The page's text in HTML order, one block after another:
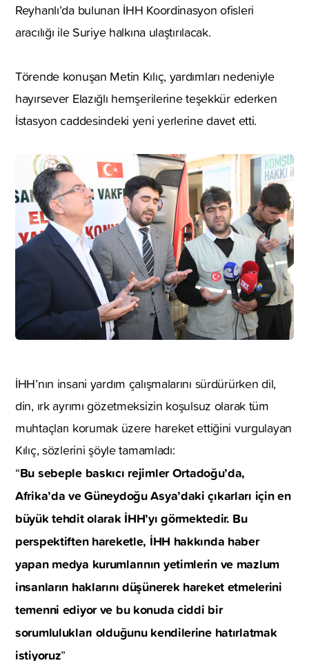
Reyhanlı’da bulunan İHH Koordinasyon ofisleri
aracılığı ile Suriye halkına ulaştırılacak.
Törende konuşan Metin Kılıç, yardımları nedeniyle
hayırsever Elazığlı hemşerilerine teşekkür ederken
İstasyon caddesindeki yeni yerlerine davet etti.
İHH’nın insani yardım çalışmalarını sürdürürken dil,
din, ırk ayrımı gözetmeksizin koşulsuz olarak tüm
muhtaçları korumak üzere hareket ettiğini vurgulayan
Kılıç, sözlerini şöyle tamamladı:
“Bu sebeple baskıcı rejimler Ortadoğu’da,
Afrika’da ve Güneydoğu Asya’daki çıkarları için en
büyük tehdit olarak İHH’yı görmektedir. Bu
perspektiften hareketle, İHH hakkında haber
yapan medya kurumlarının yetimlerin ve mazlum
insanların haklarını düşünerek hareket etmelerini
temenni ediyor ve bu konuda ciddi bir
sorumlulukları olduğunu kendilerine hatırlatmak
istiyoruz”